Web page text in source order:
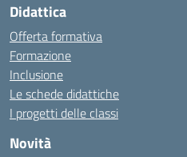
Didattica
Offerta formativa
Formazione
Inclusione
Le schede didattiche
I progetti delle classi
Novità